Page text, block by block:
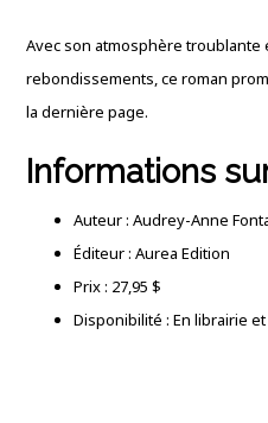
Avec son atmosphère troublante
rebondissements, ce roman
la dernière page.
Informations
Auteur : Audrey-Anne
Éditeur : Aurea Edition
Prix : 27,95 $
Disponibilité : En librairie et